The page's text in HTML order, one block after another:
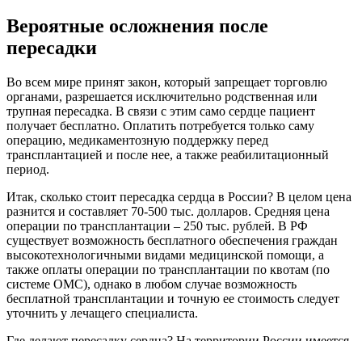
Вероятные осложнения после
пересадки
Во всем мире принят закон, который запрещает торговлю
органами, разрешается исключительно родственная или
трупная пересадка. В связи с этим само сердце пациент
получает бесплатно. Оплатить потребуется только саму
операцию, медикаментозную поддержку перед
трансплантацией и после нее, а также реабилитационный
период.
Итак, сколько стоит пересадка сердца в России? В целом цена
разнится и составляет 70-500 тыс. долларов. Средняя цена
операции по трансплантации – 250 тыс. рублей. В РФ
существует возможность бесплатного обеспечения граждан
высокотехнологичными видами медицинской помощи, а
также оплаты операции по трансплантации по квотам (по
системе ОМС), однако в любом случае возможность
бесплатной трансплантации и точную ее стоимость следует
уточнить у лечащего специалиста.